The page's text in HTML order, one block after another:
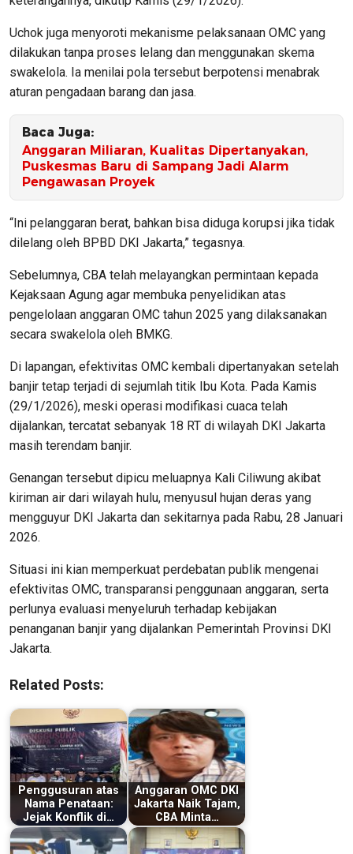
Uchok juga menyoroti mekanisme pelaksanaan OMC yang
dilakukan tanpa proses lelang dan menggunakan skema
swakelola. Ia menilai pola tersebut berpotensi menabrak
aturan pengadaan barang dan jasa.
Baca Juga:
Anggaran Miliaran, Kualitas Dipertanyakan,
Puskesmas Baru di Sampang Jadi Alarm
Pengawasan Proyek
“Ini pelanggaran berat, bahkan bisa diduga korupsi jika tidak
dilelang oleh BPBD DKI Jakarta,” tegasnya.
Sebelumnya, CBA telah melayangkan permintaan kepada
Kejaksaan Agung agar membuka penyelidikan atas
pengelolaan anggaran OMC tahun 2025 yang dilaksanakan
secara swakelola oleh BMKG.
Di lapangan, efektivitas OMC kembali dipertanyakan setelah
banjir tetap terjadi di sejumlah titik Ibu Kota. Pada Kamis
(29/1/2026), meski operasi modifikasi cuaca telah
dijalankan, tercatat sebanyak 18 RT di wilayah DKI Jakarta
masih terendam banjir.
Genangan tersebut dipicu meluapnya Kali Ciliwung akibat
kiriman air dari wilayah hulu, menyusul hujan deras yang
mengguyur DKI Jakarta dan sekitarnya pada Rabu, 28 Januari
2026.
Situasi ini kian memperkuat perdebatan publik mengenai
efektivitas OMC, transparansi penggunaan anggaran, serta
perlunya evaluasi menyeluruh terhadap kebijakan
penanganan banjir yang dijalankan Pemerintah Provinsi DKI
Jakarta.
Related Posts:
Penggusuran atas
Nama Penataan:
Jejak Konflik di…
Anggaran OMC DKI
Jakarta Naik Tajam,
CBA Minta…